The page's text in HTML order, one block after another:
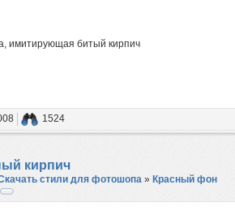
имитирующая битый кирпич
1524
кирпич
стили для фотошопа » Красный фон